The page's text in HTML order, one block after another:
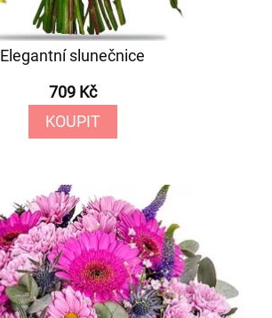
Elegantní slunečnice
709 Kč
KOUPIT